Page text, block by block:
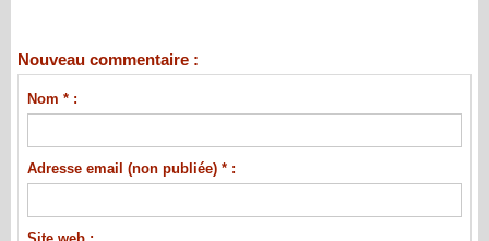
Nouveau commentaire :
Nom * :
Adresse email (non publiée) * :